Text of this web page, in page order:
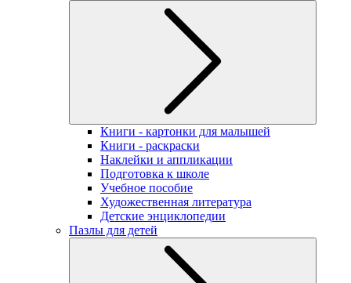
Книги - картонки для малышей
Книги - раскраски
Наклейки и аппликации
Подготовка к школе
Учебное пособие
Художественная литература
Детские энциклопедии
Пазлы для детей